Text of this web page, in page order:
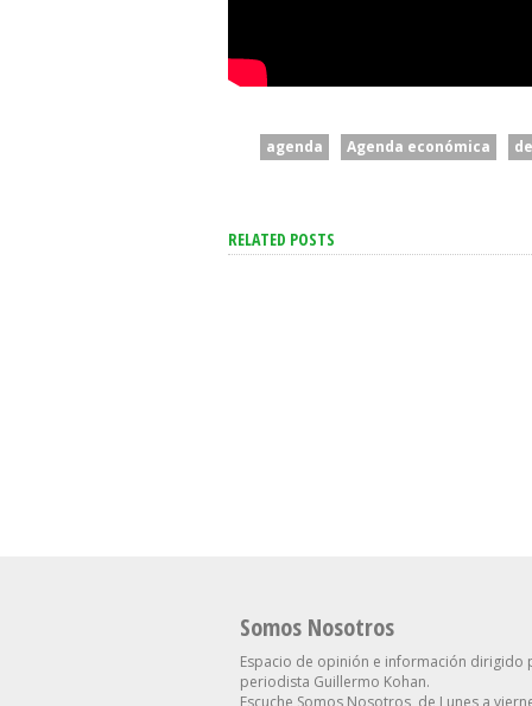
agenda Agenda económica
RELATED POSTS
Somos Nosotros
Espacio de opinión e información dirigido
periodista Guillermo Kohan.
Escuche Somos Nosotros, de Lunes a